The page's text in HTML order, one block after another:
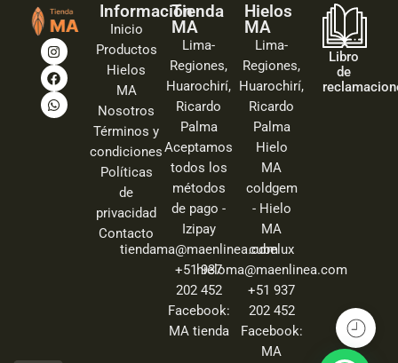
Información
Inicio
Productos
Hielos
MA
Nosotros
Términos y
condiciones
Políticas
de
privacidad
Contacto
Tienda
MA
Lima-
Regiones,
Huarochirí,
Ricardo
Palma
Aceptamos
todos los
métodos
de pago -
Izipay
tiendama@maenlinea.com
+51 937
202 452
Facebook:
MA tienda
Hielos
MA
Lima-
Regiones,
Huarochirí,
Ricardo
Palma
Hielo
MA
coldgem
- Hielo
MA
cubelux
hieloma@maenlinea.com
+51 937
202 452
Facebook:
MA
Libro
de